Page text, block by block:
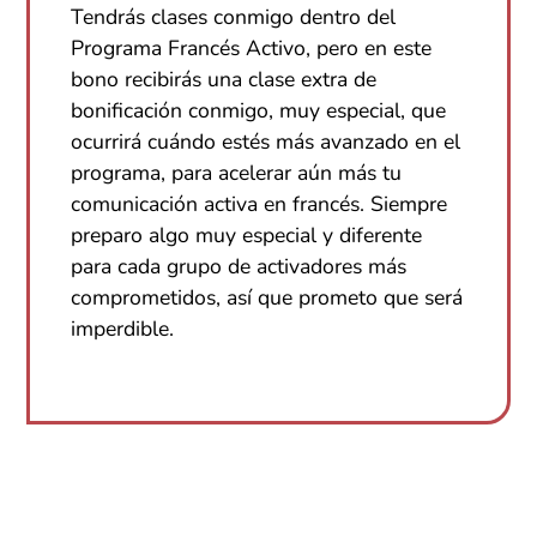
Tendrás clases conmigo dentro del
Programa Francés Activo, pero en este
bono recibirás una clase extra de
bonificación conmigo, muy especial, que
ocurrirá cuándo estés más avanzado en el
programa, para acelerar aún más tu
comunicación activa en francés. Siempre
preparo algo muy especial y diferente
para cada grupo de activadores más
comprometidos, así que prometo que será
imperdible.